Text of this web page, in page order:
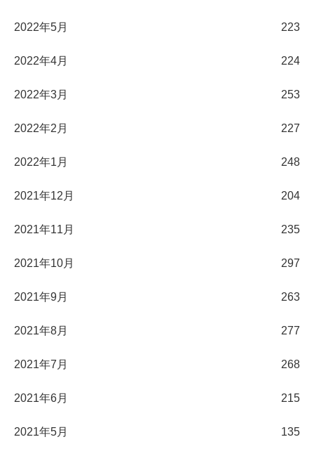
2022年5月 223
2022年4月 224
2022年3月 253
2022年2月 227
2022年1月 248
2021年12月 204
2021年11月 235
2021年10月 297
2021年9月 263
2021年8月 277
2021年7月 268
2021年6月 215
2021年5月 135